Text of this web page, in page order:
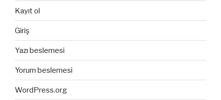
Kayıt ol
Giriş
Yazı beslemesi
Yorum beslemesi
WordPress.org